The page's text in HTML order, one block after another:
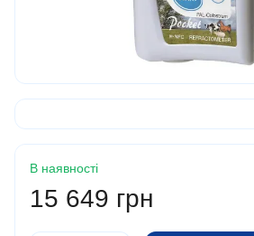
В наявності
15 649 грн